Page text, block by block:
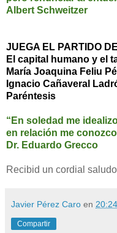
Albert Schweitzer
JUEGA EL PARTIDO
El capital humano y el
María Joaquina Feliu
Ignacio Cañaveral
Paréntesis
“En soledad me
en relación me
Dr. Eduardo Grecco
Recibid un cordial saludo
Javier Pérez Caro en 20:24
Compartir